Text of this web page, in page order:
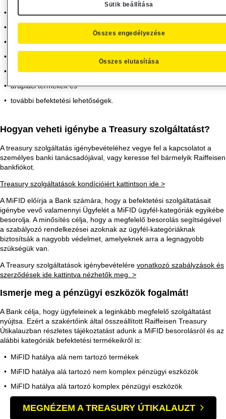
prémium befektetések,
tőzsdei ügyletek,
kamatfedezeti ügyletek,
árupiaci termékek és
további befektetési lehetőségek.
Hogyan veheti igénybe a Treasury szolgáltatást?
A treasury szolgáltatás igénybevételéhez vegye fel a kapcsolatot a
személyes banki tanácsadójával, vagy keresse fel bármelyik Raiffeisen
bankfiókot.
Treasury szolgáltatások kondícióiért kattintson ide >
A MiFID előírja a Bank számára, hogy a befektetési szolgáltatásait
igénybe vevő valamennyi Ügyfelét a MiFID ügyfél-kategóriák egyikébe
besorolja. A minősítés célja, hogy a megfelelő besorolás segítségével
a szabályozó rendelkezései azoknak az ügyfél-kategóriáknak
biztosítsák a nagyobb védelmet, amelyeknek arra a legnagyobb
szükségük van.
A Treasury szolgáltatások igénybevételére vonatkozó szabályzások és
szerződések ide kattintva nézhetők meg. >
Ismerje meg a pénzügyi eszközök fogalmát!
A Bank célja, hogy ügyfeleinek a leginkább megfelelő szolgáltatást
nyújtsa. Ezért a szakértőink által összeállított Raiffeisen Treasury
Útikalauzban részletes tájékoztatást adunk a MiFID besorolásról és az
alábbi kategóriák befektetési termékeikről is:
MiFID hatálya alá nem tartozó termékek
MiFID hatálya alá tartozó nem komplex pénzügyi eszközök
MiFID hatálya alá tartozó komplex pénzügyi eszközök
MEGNÉZEM A TREASURY ÚTIKALAUZT
Sütik beállítása
Összes elutasítása
Összes engedélyezése